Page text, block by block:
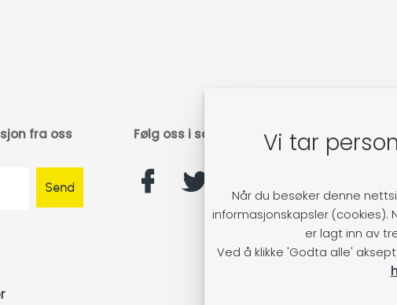
fra oss Følg oss i sosiale medierVi tar
Når du besøker denne
informasjonskapsler (cookies).
er lagt inn av
Ved å klikke 'Godta alle'